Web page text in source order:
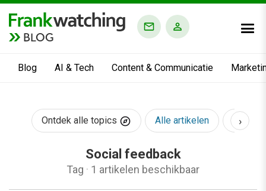
BLOG
Blog AI & Tech Content & Communicatie
Ontdek alle topics Alle artikelen AI &
›
Social feedback
Tag · 1 artikelen beschikbaar